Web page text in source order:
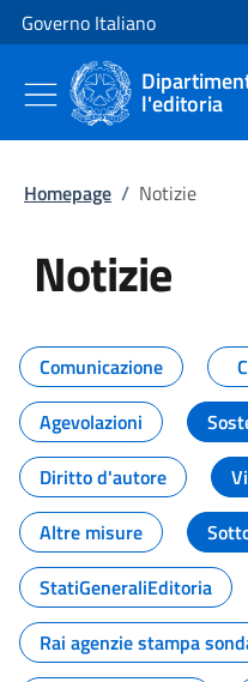
Vai al contenuto
Vai alla navigazione del sito
Governo Italiano
l'editoria
Homepage / Notizie
Notizie
Tutti i
Comunicazione
Agevolazioni
Diritto d'autore
Altre misure
StatiGeneraliEditoria
Rai agenzie stampa